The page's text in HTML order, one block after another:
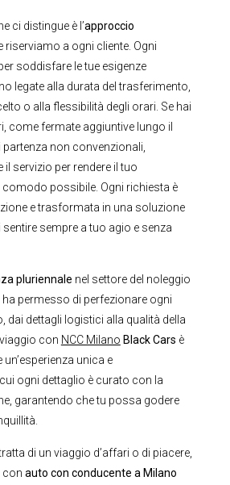
ci distingue è l’approccio
riserviamo a ogni cliente. Ogni
soddisfare le tue esigenze
legate alla durata del trasferimento,
o alla flessibilità degli orari. Se hai
come fermate aggiuntive lungo il
non convenzionali,
servizio per rendere il tuo
possibile. Ogni richiesta è
e trasformata in una soluzione
sempre a tuo agio e senza
pluriennale nel settore del noleggio
permesso di perfezionare ogni
dai dettagli logistici alla qualità della
con NCC Milano Black Cars è
unica e
ogni dettaglio è curato con la
garantendo che tu possa godere
di un viaggio d’affari o di piacere,
con auto con conducente a Milano